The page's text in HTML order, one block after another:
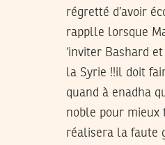
régretté d’avoir
rapplle lorsque
‘inviter Bashard
la Syrie !!il doit
quand à enadha
noble pour mieux
réalisera la faute